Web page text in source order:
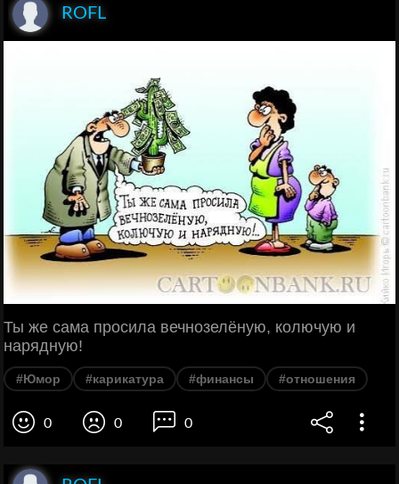
ROFL
Ты же сама просила вечнозелёную, колючую и
нарядную!
#Юмор #карикатура #финансы #отношения
0 0 0